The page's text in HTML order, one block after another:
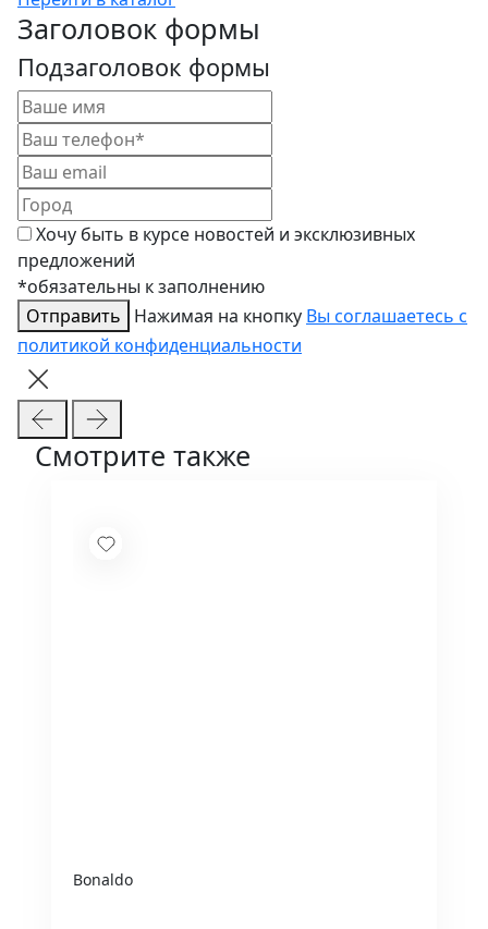
Заголовок формы
Подзаголовок формы
Хочу быть в курсе новостей и эксклюзивных
предложений
*обязательны к заполнению
Отправить
Нажимая на кнопку Вы соглашаетесь с
политикой конфиденциальности
Смотрите также
Bonaldo